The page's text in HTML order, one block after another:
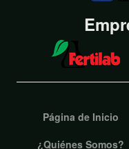
Página de Inicio
¿Quiénes Somos?